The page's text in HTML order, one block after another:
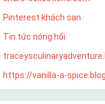
Pinterest khách sạn
Tin tức nóng hổi
https://vanilla-a-